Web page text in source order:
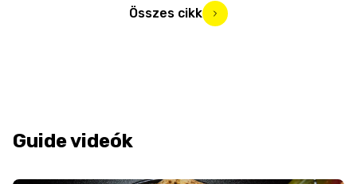
Összes cikk
Guide videók